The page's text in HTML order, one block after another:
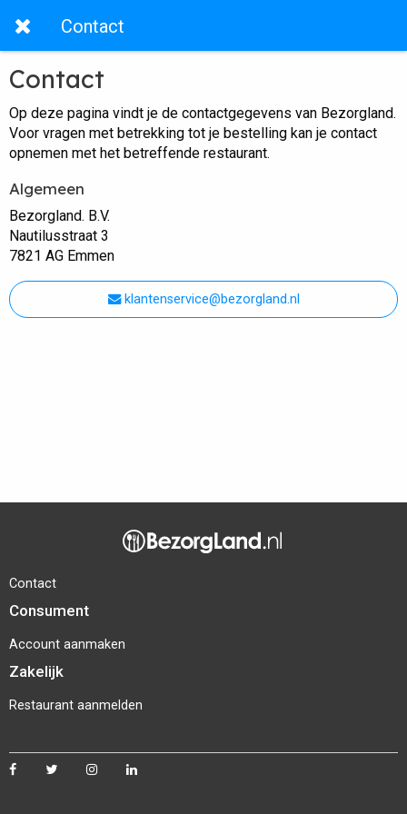
Contact
Contact
Op deze pagina vindt je de contactgegevens van Bezorgland.
Voor vragen met betrekking tot je bestelling kan je contact
opnemen met het betreffende restaurant.
Algemeen
Bezorgland. B.V.
Nautilusstraat 3
7821 AG Emmen
klantenservice@bezorgland.nl
Contact
Consument
Account aanmaken
Zakelijk
Restaurant aanmelden